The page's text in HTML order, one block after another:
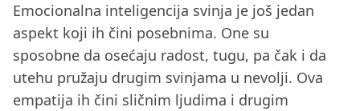
Emocionalna inteligencija svinja je još jedan
aspekt koji ih čini posebnima. One su
sposobne da osećaju radost, tugu, pa čak i da
utehu pružaju drugim svinjama u nevolji. Ova
empatija ih čini sličnim ljudima i drugim